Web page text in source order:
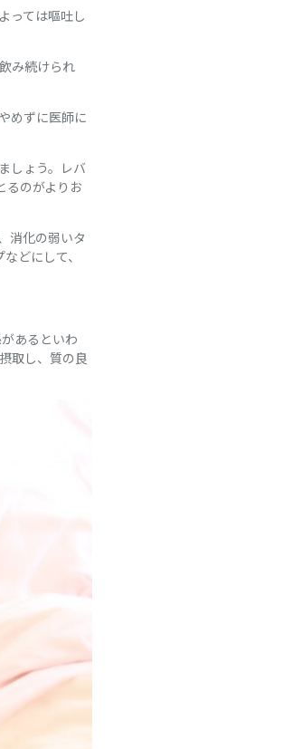
っては嘔吐し
み続けられ
めずに医師に
しょう。レバ
るのがよりお
消化の弱いタ
どにして、
あるといわ
取し、質の良